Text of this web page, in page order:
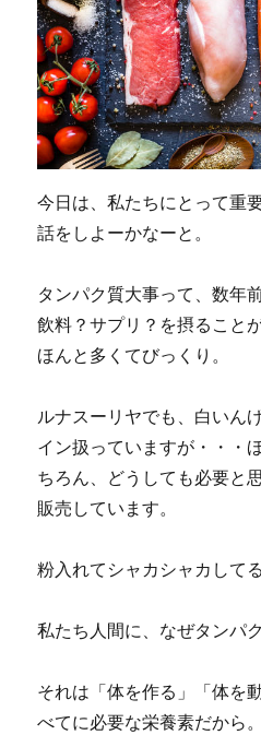
今日は、私たちにとって重
話をしよーかなーと。
タンパク質大事って、数年
飲料？サプリ？を摂ること
ほんと多くてびっくり。
ルナスーリヤでも、白いん
イン扱っていますが・・・
ちろん、どうしても必要と
販売しています。
粉入れてシャカシャカして
私たち人間に、なぜタンパ
それは「体を作る」「体を
べてに必要な栄養素だから。